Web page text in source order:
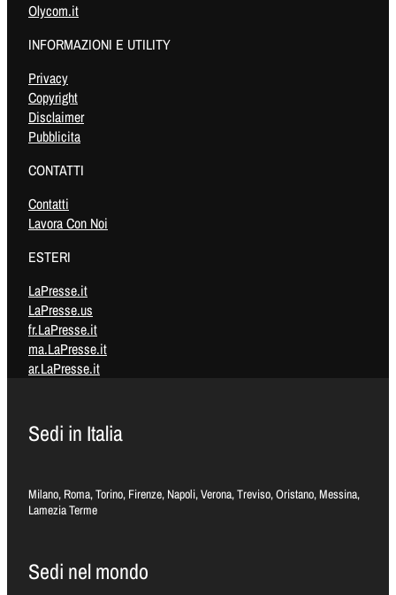
Olycom.it
INFORMAZIONI E UTILITY
Privacy
Copyright
Disclaimer
Pubblicita
CONTATTI
Contatti
Lavora Con Noi
ESTERI
LaPresse.it
LaPresse.us
fr.LaPresse.it
ma.LaPresse.it
ar.LaPresse.it
Sedi in Italia
Milano, Roma, Torino, Firenze, Napoli, Verona, Treviso, Oristano, Messina,
Lamezia Terme
Sedi nel mondo